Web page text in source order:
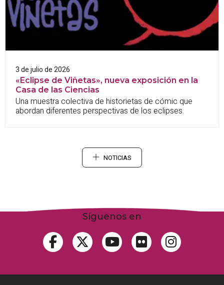
3 de julio de 2026
«Eclipse de Viñetas», nueva exposición en la
Casa de las Ciencias
Una muestra colectiva de historietas de cómic que
abordan diferentes perspectivas de los eclipses.
NOTICIAS
Síguenos en